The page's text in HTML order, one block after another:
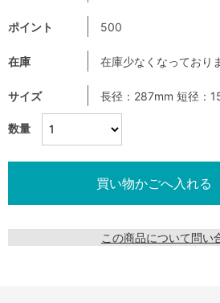
数量
ポイント 500
在庫 在庫少なくなっており
サイズ 長径：287mm 短径：
この商品について問い